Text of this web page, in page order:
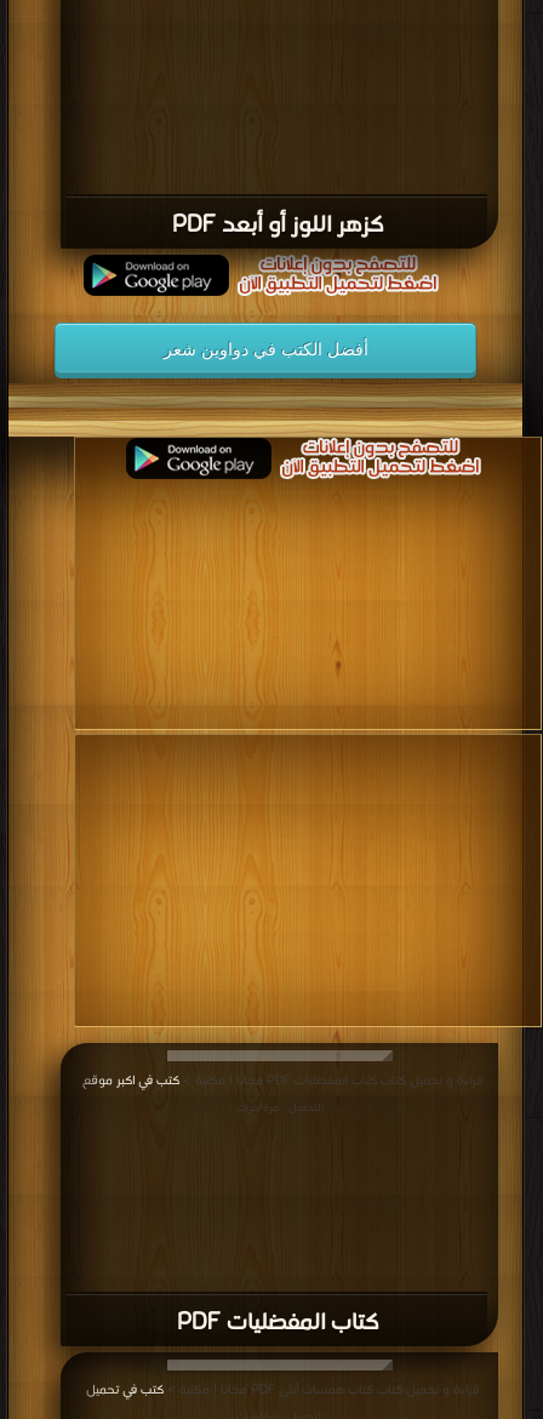
كزهر اللوز أو أبعد PDF
أفضل الكتب في دواوين شعر
كتاب المفضليات PDF
قراءة و تحميل كتاب كتاب المفضليات PDF مجانا | مكتبة > كتب في اكبر موقع
التحميل : مرة/مرات
قراءة و تحميل كتاب كتاب همسات أنثى PDF مجانا | مكتبة > كتب في تحميل